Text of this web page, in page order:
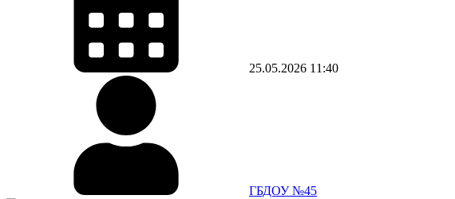
25.05.2026 11:40
ГБДОУ №45